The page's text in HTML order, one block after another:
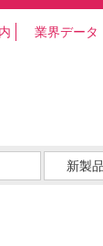
業界データ
新製